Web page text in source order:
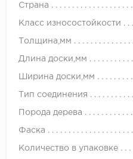
Страна
Класс износостойкости
Толщина,мм
Длина доски,мм
Ширина доски,мм
Тип соединения
Порода дерева
Фаска
Количество в упаковке